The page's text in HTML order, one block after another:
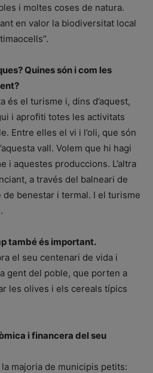
i moltes coses de natura.
en valor la biodiversitat local
Quines són i com les
és el turisme i, dins d’aquest,
i aprofiti totes les activitats
Entre elles el vi i l’oli, que són
vall. Volem que hi hagi
i aquestes produccions. L’altra
a través del balneari de
de benestar i termal. I el turisme
també és important.
el seu centenari de vida i
gent del poble, que porten a
les olives i els cereals típics
i financera del seu
majoria de municipis petits: